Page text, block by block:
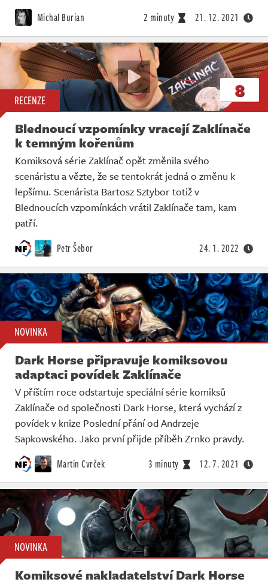
Michal Burian 2 minuty 21. 12. 2021
RECENZE 8
Blednoucí vzpomínky vracejí Zaklínače
k temným kořenům
Komiksová série Zaklínač opět změnila svého
scenáristu a vězte, že se tentokrát jedná o změnu k
lepšímu. Scenárista Bartosz Sztybor totiž v
Blednoucích vzpomínkách vrátil Zaklínače tam, kam
patří.
Petr Šebor 24. 1. 2022
NOVINKA
Dark Horse připravuje komiksovou
adaptaci povídek Zaklínače
V příštím roce odstartuje speciální série komiksů
Zaklínače od společnosti Dark Horse, která vychází z
povídek v knize Poslední přání od Andrzeje
Sapkowského. Jako první přijde příběh Zrnko pravdy.
Martin Cvrček 3 minuty 12. 7. 2021
NOVINKA
Komiksové nakladatelství Dark Horse